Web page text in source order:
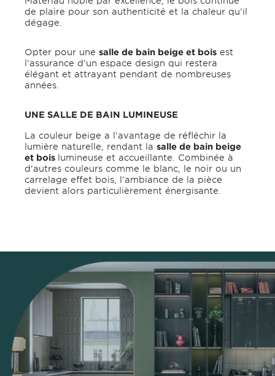
de plaire pour son authenticité et la chaleur qu’il
dégage.
Opter pour une salle de bain beige et bois est
l’assurance d’un espace design qui restera
élégant et attrayant pendant de nombreuses
années.
UNE SALLE DE BAIN LUMINEUSE
La couleur beige a l’avantage de réfléchir la
lumière naturelle, rendant la salle de bain beige
et bois lumineuse et accueillante. Combinée à
d’autres couleurs comme le blanc, le noir ou un
carrelage effet bois, l’ambiance de la pièce
devient alors particulièrement énergisante.